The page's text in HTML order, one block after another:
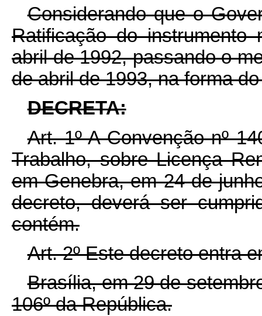
Considerando que o
Ratificação do
abril de 1992, passando o
de abril de 1993, na forma
DECRETA:
Art. 1º A Convenção nº
Trabalho, sobre Licença
em Genebra, em 24 de
decreto, deverá ser
contém.
Art. 2º Este decreto entra
Brasília, em 29 de
106º da República.